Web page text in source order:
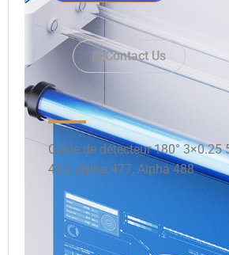
Contact Us
Câble de détecteur 180°
455, Alpha 477, Alpha 488